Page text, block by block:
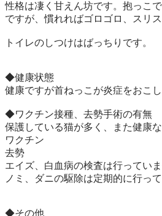
性格は凄く甘えん坊です。抱っこ
ですが、慣れればゴロゴロ、スリ
トイレのしつけはばっちりです。
◆健康状態
健康ですが首ねっこが炎症をおこし
◆ワクチン接種、去勢手術の有無
保護している猫が多く、また健康な
ワクチン
去勢
エイズ、白血病の検査は行っていま
ノミ、ダニの駆除は定期的に行って
◆その他